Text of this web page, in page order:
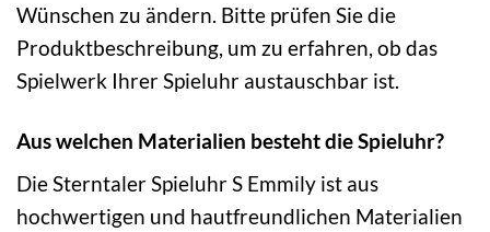
Wünschen zu ändern. Bitte prüfen Sie die
Produktbeschreibung, um zu erfahren, ob das
Spielwerk Ihrer Spieluhr austauschbar ist.
Aus welchen Materialien besteht die Spieluhr?
Die Sterntaler Spieluhr S Emmily ist aus
hochwertigen und hautfreundlichen Materialien